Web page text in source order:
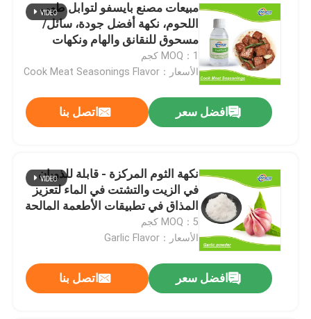
مبيعات مصنع بايسفو لتوابل طهي
اللحوم، نكهة أفضل جودة، سائل/
مسحوق للنقانق والهام ونكهات
المعكرونة سريعة التحضير
MOQ：1 كجم
الأسعار：Cook Meat Seasonings Flavor
افضل سعر اتصل بنا
نكهة الثوم المركزة - قابلة للذوبان
في الزيت والتشتت في الماء لتعزيز
المذاق في تطبيقات الأطعمة المالحة
MOQ：5 كجم
الأسعار：Garlic Flavor
افضل سعر اتصل بنا